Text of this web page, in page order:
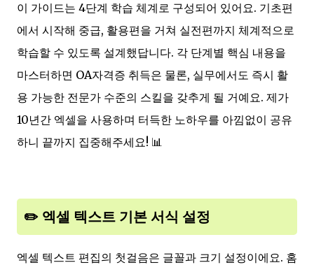
이 가이드는 4단계 학습 체계로 구성되어 있어요. 기초편
에서 시작해 중급, 활용편을 거쳐 실전편까지 체계적으로
학습할 수 있도록 설계했답니다. 각 단계별 핵심 내용을
마스터하면 OA자격증 취득은 물론, 실무에서도 즉시 활
용 가능한 전문가 수준의 스킬을 갖추게 될 거예요. 제가
10년간 엑셀을 사용하며 터득한 노하우를 아낌없이 공유
하니 끝까지 집중해주세요! 📊
✏️ 엑셀 텍스트 기본 서식 설정
엑셀 텍스트 편집의 첫걸음은 글꼴과 크기 설정이에요. 홈